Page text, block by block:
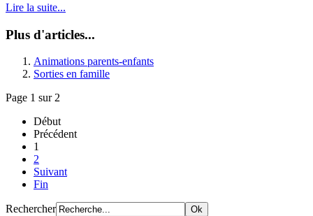
Lire la suite...
Plus d'articles...
Animations parents-enfants
Sorties en famille
Page 1 sur 2
Début
Précédent
1
2
Suivant
Fin
Rechercher